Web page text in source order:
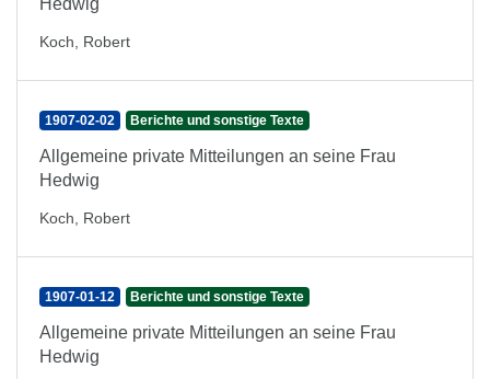
Hedwig
Koch, Robert
1907-02-02 Berichte und sonstige Texte
Allgemeine private Mitteilungen an seine Frau
Hedwig
Koch, Robert
1907-01-12 Berichte und sonstige Texte
Allgemeine private Mitteilungen an seine Frau
Hedwig